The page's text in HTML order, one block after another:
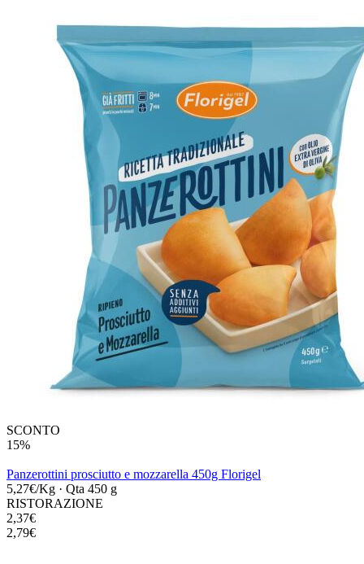
SCONTO
15%
Panzerottini prosciutto e mozzarella 450g Florigel
5,27€/Kg · Qta 450 g
RISTORAZIONE
2,37€
2,79€